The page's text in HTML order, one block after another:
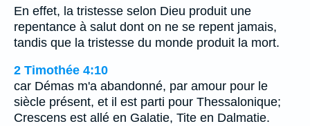
En effet, la tristesse selon Dieu produit une
repentance à salut dont on ne se repent jamais,
tandis que la tristesse du monde produit la mort.
2 Timothée 4:10
car Démas m'a abandonné, par amour pour le
siècle présent, et il est parti pour Thessalonique;
Crescens est allé en Galatie, Tite en Dalmatie.